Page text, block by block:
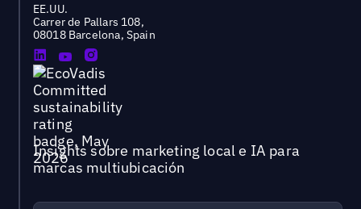
EE.UU.
Carrer de Pallars 108,
08018 Barcelona, Spain
Insights sobre marketing local e IA para
marcas multiubicación